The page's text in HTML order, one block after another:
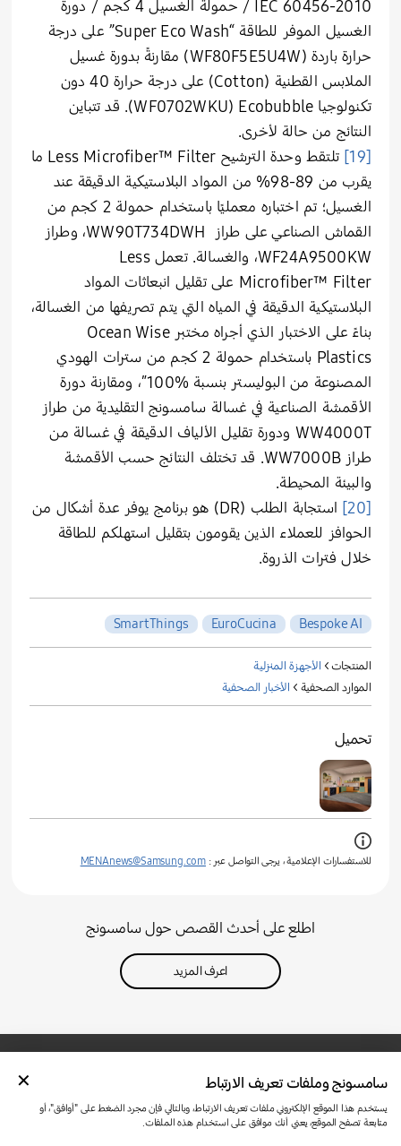
سامسونج وملفات تعريف الارتباط
يستخدم هذا الموقع الإلكتروني ملفات تعريف الارتباط، وبالتالي فإن مجرد الضغط على "أوافق"، أو
متابعة تصفح الموقع، يعني أنك موافق على استخدام هذه الملفات.
IEC 60456-2010 / حمولة الغسيل 4 كجم / دورة
الغسيل الموفر للطاقة “Super Eco Wash” على درجة
حرارة باردة (WF80F5E5U4W) مقارنةً بدورة غسيل
الملابس القطنية (Cotton) على درجة حرارة 40 دون
تكنولوجيا Ecobubble ‏(WF0702WKU). قد تتباين
النتائج من حالة لأخرى.
[19]
تلتقط وحدة الترشيح Less Microfiber™‎ Filter ما
يقرب من 89-98% من المواد البلاستيكية الدقيقة عند
الغسيل؛ تم اختباره معمليًا باستخدام حمولة 2 كجم من
القماش الصناعي على طراز WW90T734DWH، وطراز
WF24A9500KW، والغسالة. تعمل Less
Microfiber™‎ Filter على تقليل انبعاثات المواد
البلاستيكية الدقيقة في المياه التي يتم تصريفها من الغسالة،
بناءً على الاختبار الذي أجراه مختبر Ocean Wise
Plastics باستخدام حمولة 2 كجم من سترات الهودي
المصنوعة من البوليستر بنسبة %100″، ومقارنة دورة
الأقمشة الصناعية في غسالة سامسونج التقليدية من طراز
WW4000T ودورة تقليل الألياف الدقيقة في غسالة من
طراز WW7000B. قد تختلف النتائج حسب الأقمشة
والبيئة المحيطة.
[20]
استجابة الطلب (DR) هو برنامج يوفر عدة أشكال من
الحوافز للعملاء الذين يقومون بتقليل استهلكم للطاقة
خلال فترات الذروة.
Bespoke AI
EuroCucina
SmartThings
المنتجات > الأجهزة المنزلية
الموارد الصحفية > الأخبار الصحفية
تحميل
للاستفسارات الإعلامية ، يرجى التواصل عبر : MENAnews@Samsung.com
اطلع على أحدث القصص حول سامسونج
اعرف المزيد
تواصل معنا
SAMSUNG.COM
شروط الاستخدام
الخصوصية وملفات تعريف الارتباط